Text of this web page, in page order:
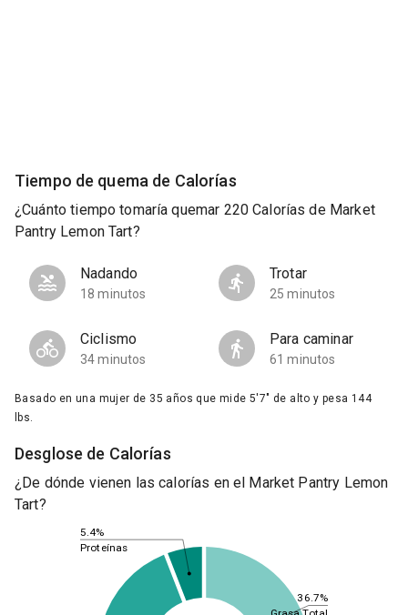
Tiempo de quema de Calorías
¿Cuánto tiempo tomaría quemar 220 Calorías de Market
Pantry Lemon Tart?
Nadando
18 minutos
Trotar
25 minutos
Ciclismo
34 minutos
Para caminar
61 minutos
Basado en una mujer de 35 años que mide 5'7" de alto y pesa 144
lbs.
Desglose de Calorías
¿De dónde vienen las calorías en el Market Pantry Lemon
Tart?
36.7%
5.4%
Proteínas